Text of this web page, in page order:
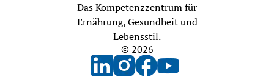
Das Kompetenzzentrum für
Ernährung, Gesundheit und
Lebensstil.
© 2026